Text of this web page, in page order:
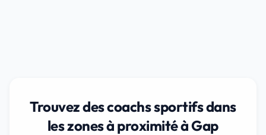
Trouvez des coachs sportifs dans
les zones à proximité à Gap